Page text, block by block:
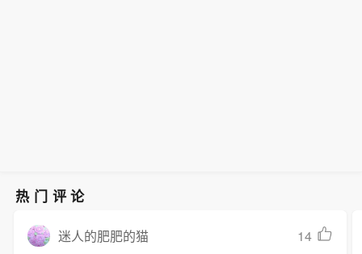
热门评论
迷人的肥肥的猫 14